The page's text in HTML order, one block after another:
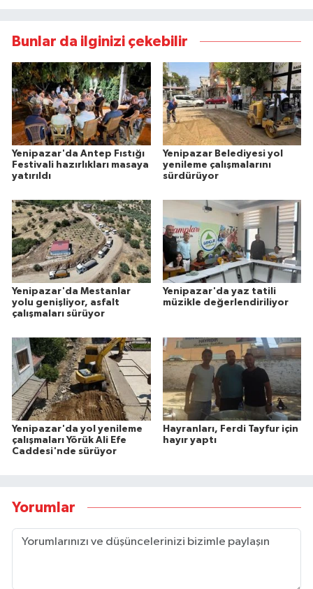
Bunlar da ilginizi çekebilir
Yenipazar'da Antep Fıstığı
Festivali hazırlıkları masaya
yatırıldı
Yenipazar Belediyesi yol
yenileme çalışmalarını
sürdürüyor
Yenipazar'da Mestanlar
yolu genişliyor, asfalt
çalışmaları sürüyor
Yenipazar'da yaz tatili
müzikle değerlendiriliyor
Yenipazar'da yol yenileme
çalışmaları Yörük Ali Efe
Caddesi'nde sürüyor
Hayranları, Ferdi Tayfur için
hayır yaptı
Yorumlar